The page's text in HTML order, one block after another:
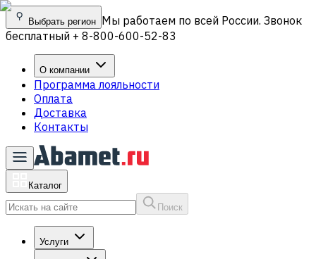
Выбрать регион Мы работаем по всей России. Звонок
бесплатный + 8-800-600-52-83
О компании
Программа лояльности
Оплата
Доставка
Контакты
Каталог
Поиск
Услуги